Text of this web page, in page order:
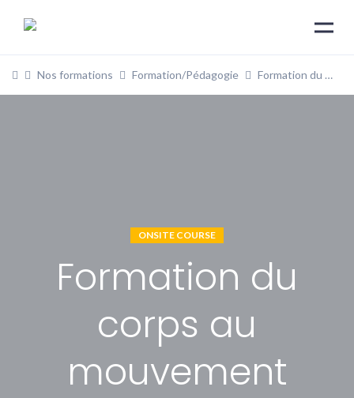
Nos formations Formation/Pédagogie Formation du corps au mouvement
ONSITE COURSE
Formation du
corps au
mouvement